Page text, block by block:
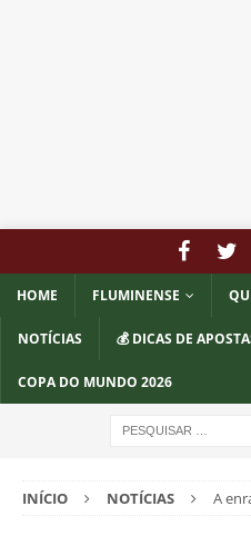
HOME FLUMINENSE
NOTÍCIAS 💰 DICAS DE
COPA DO MUNDO 2026
INÍCIO NOTÍCIAS A